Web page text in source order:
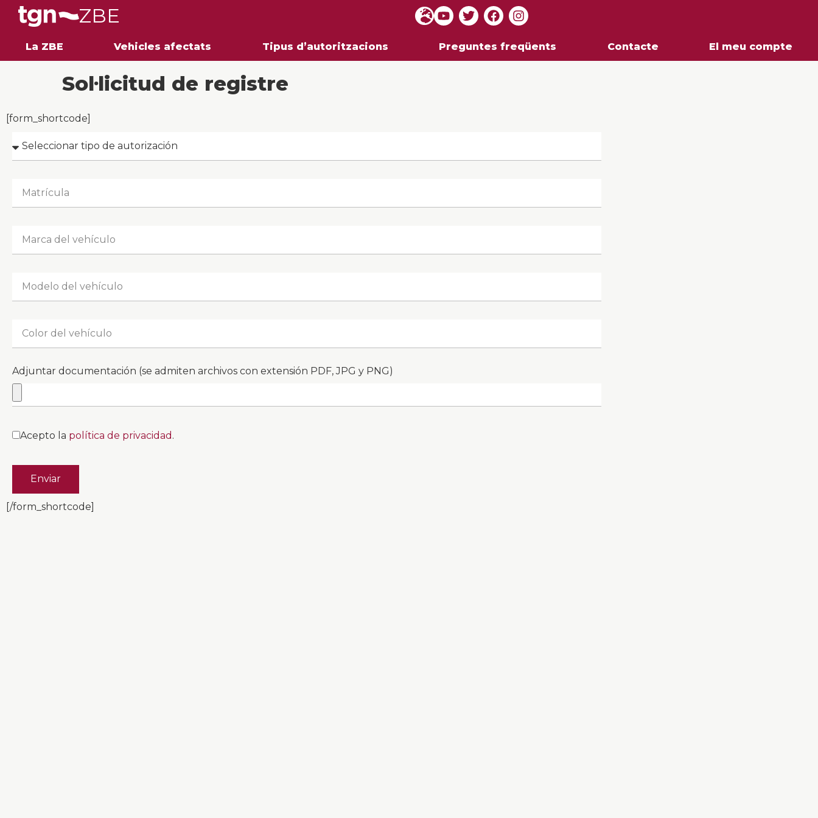
ZBE
La ZBE Vehicles afectats Tipus d’autoritzacions Preguntes freqüents Contacte El meu compte
Sol·licitud de registre
[form_shortcode]
Adjuntar documentación (se admiten archivos con extensión PDF, JPG y PNG)
Acepto la política de privacidad .
Enviar
[/form_shortcode]